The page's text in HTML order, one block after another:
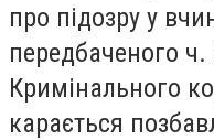
про підозру у
передбаченого ч.
Кримінального
карається